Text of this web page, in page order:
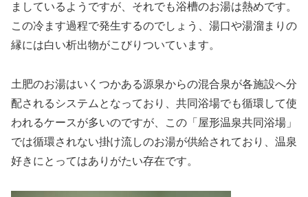
ましているようですが、それでも浴槽のお湯は熱めです。
この冷ます過程で発生するのでしょう、湯口や湯溜まりの
縁には白い析出物がこびりついています。
土肥のお湯はいくつかある源泉からの混合泉が各施設へ分
配されるシステムとなっており、共同浴場でも循環して使
われるケースが多いのですが、この「屋形温泉共同浴場」
では循環されない掛け流しのお湯が供給されており、温泉
好きにとってはありがたい存在です。